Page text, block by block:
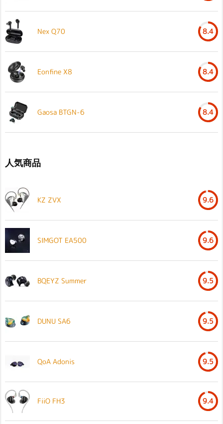
Nex Q70 8.4
Eonfine X8 8.4
Gaosa BTGN-6 8.4
人気商品
KZ ZVX 9.6
SIMGOT EA500 9.6
BQEYZ Summer 9.5
DUNU SA6 9.5
QoA Adonis 9.5
FiiO FH3 9.4